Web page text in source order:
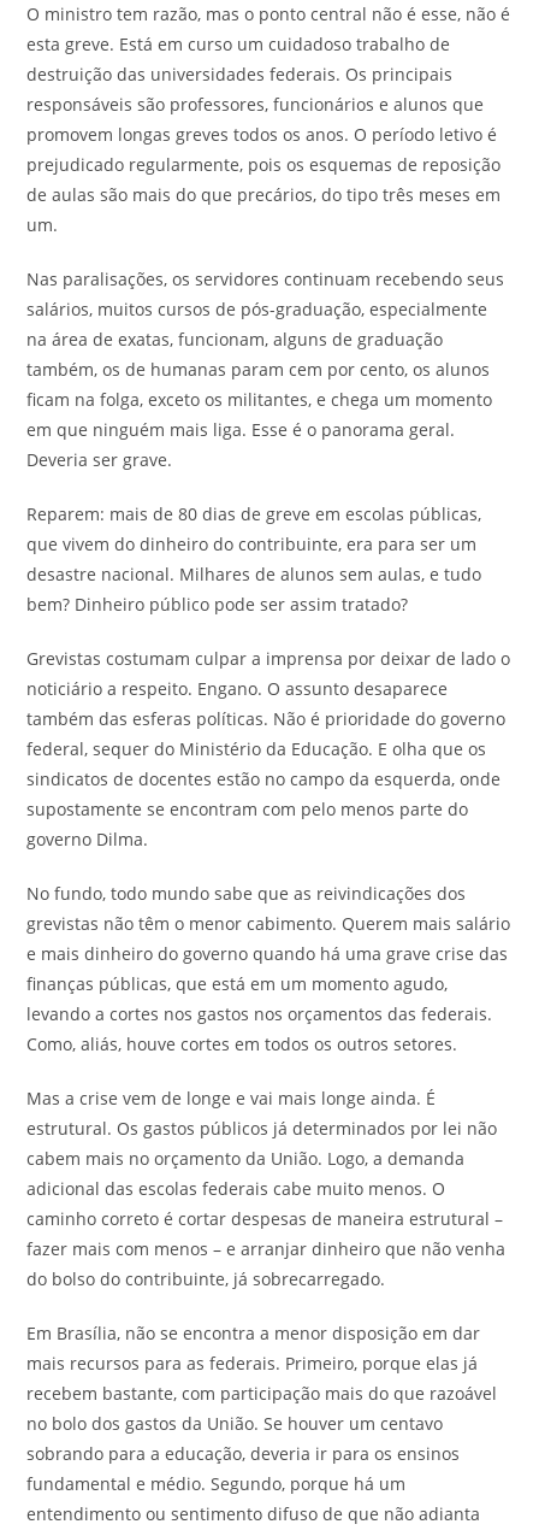
O ministro tem razão, mas o ponto central não é esse, não é
esta greve. Está em curso um cuidadoso trabalho de
destruição das universidades federais. Os principais
responsáveis são professores, funcionários e alunos que
promovem longas greves todos os anos. O período letivo é
prejudicado regularmente, pois os esquemas de reposição
de aulas são mais do que precários, do tipo três meses em
um.
Nas paralisações, os servidores continuam recebendo seus
salários, muitos cursos de pós-graduação, especialmente
na área de exatas, funcionam, alguns de graduação
também, os de humanas param cem por cento, os alunos
ficam na folga, exceto os militantes, e chega um momento
em que ninguém mais liga. Esse é o panorama geral.
Deveria ser grave.
Reparem: mais de 80 dias de greve em escolas públicas,
que vivem do dinheiro do contribuinte, era para ser um
desastre nacional. Milhares de alunos sem aulas, e tudo
bem? Dinheiro público pode ser assim tratado?
Grevistas costumam culpar a imprensa por deixar de lado o
noticiário a respeito. Engano. O assunto desaparece
também das esferas políticas. Não é prioridade do governo
federal, sequer do Ministério da Educação. E olha que os
sindicatos de docentes estão no campo da esquerda, onde
supostamente se encontram com pelo menos parte do
governo Dilma.
No fundo, todo mundo sabe que as reivindicações dos
grevistas não têm o menor cabimento. Querem mais salário
e mais dinheiro do governo quando há uma grave crise das
finanças públicas, que está em um momento agudo,
levando a cortes nos gastos nos orçamentos das federais.
Como, aliás, houve cortes em todos os outros setores.
Mas a crise vem de longe e vai mais longe ainda. É
estrutural. Os gastos públicos já determinados por lei não
cabem mais no orçamento da União. Logo, a demanda
adicional das escolas federais cabe muito menos. O
caminho correto é cortar despesas de maneira estrutural –
fazer mais com menos – e arranjar dinheiro que não venha
do bolso do contribuinte, já sobrecarregado.
Em Brasília, não se encontra a menor disposição em dar
mais recursos para as federais. Primeiro, porque elas já
recebem bastante, com participação mais do que razoável
no bolo dos gastos da União. Se houver um centavo
sobrando para a educação, deveria ir para os ensinos
fundamental e médio. Segundo, porque há um
entendimento ou sentimento difuso de que não adianta